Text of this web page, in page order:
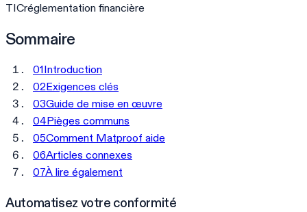
TICréglementation financière
Sommaire
01Introduction
02Exigences clés
03Guide de mise en œuvre
04Pièges communs
05Comment Matproof aide
06Articles connexes
07À lire également
Automatisez votre conformité